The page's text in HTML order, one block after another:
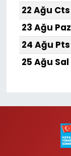
22 Ağu Cts
23 Ağu Paz
24 Ağu Pts
25 Ağu Sal